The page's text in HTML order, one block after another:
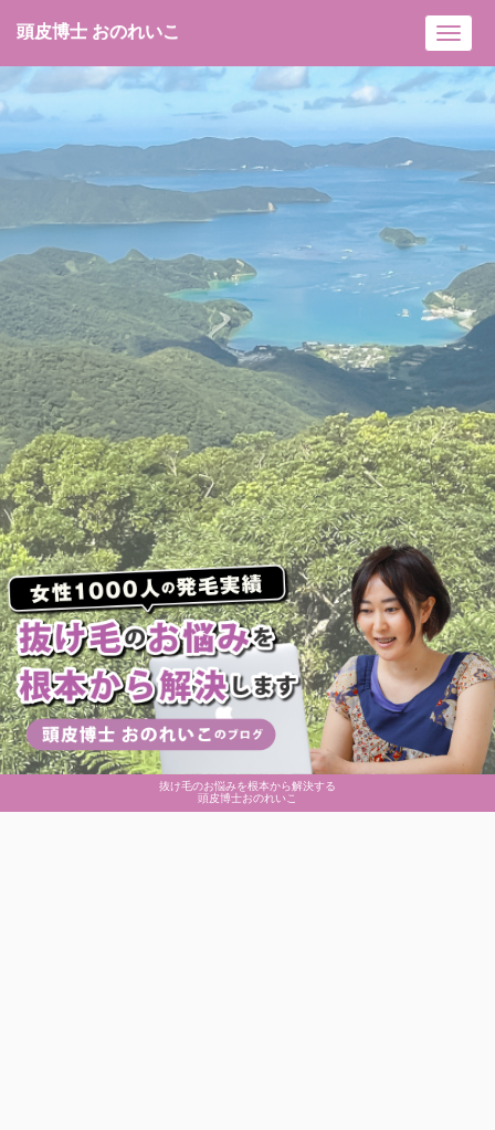
抜け毛のお悩みを根本から解決する
頭皮博士おのれいこ
頭皮博士 おのれいこ